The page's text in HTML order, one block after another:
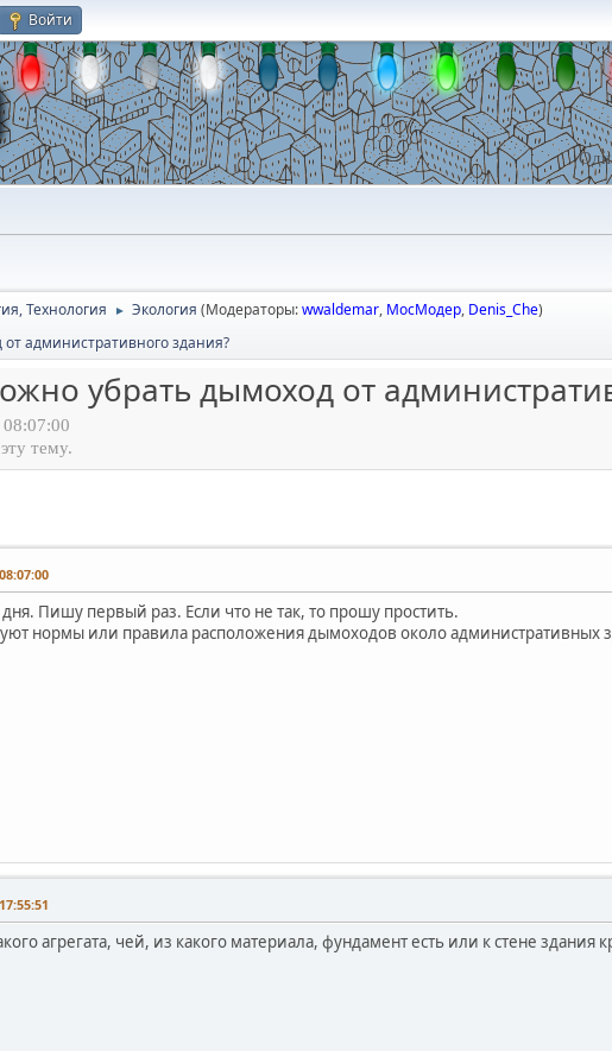
Войти
Технология ► Экология (Модераторы:wwaldemar, МосМодер, Denis_Che)
административного здания?
убрать дымоход от
08:07:00
тему.
Пишу первый раз. Если что не так, то прошу простить.
нормы или правила расположения дымоходов около
агрегата, чей, из какого материала, фундамент есть или к стене здания